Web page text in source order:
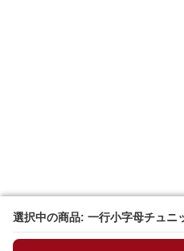
選択中の商品: 一行小字母チュニ
選択中の商品: 一行小字母チュニ